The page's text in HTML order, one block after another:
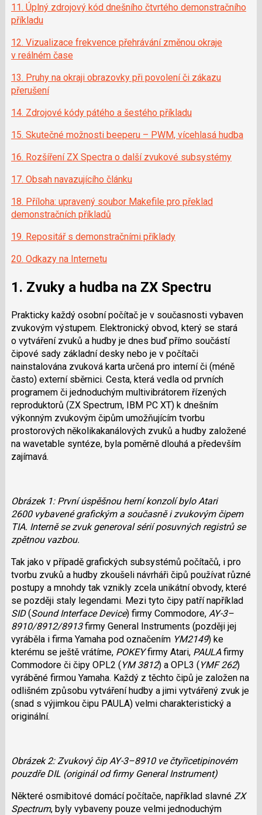
11. Úplný zdrojový kód dnešního čtvrtého demonstračního
příkladu
12. Vizualizace frekvence přehrávání změnou okraje
v reálném čase
13. Pruhy na okraji obrazovky při povolení či zákazu
přerušení
14. Zdrojové kódy pátého a šestého příkladu
15. Skutečné možnosti beeperu – PWM, vícehlasá hudba
16. Rozšíření ZX Spectra o další zvukové subsystémy
17. Obsah navazujícího článku
18. Příloha: upravený soubor Makefile pro překlad
demonstračních příkladů
19. Repositář s demonstračními příklady
20. Odkazy na Internetu
1. Zvuky a hudba na ZX Spectru
Prakticky každý osobní počítač je v současnosti vybaven
zvukovým výstupem. Elektronický obvod, který se stará
o vytváření zvuků a hudby je dnes buď přímo součástí
čipové sady základní desky nebo je v počítači
nainstalována zvuková karta určená pro interní či (méně
často) externí sběrnici. Cesta, která vedla od prvních
programem či jednoduchým multivibrátorem řízených
reproduktorů (ZX Spectrum, IBM PC XT) k dnešním
výkonným zvukovým čipům umožňujícím tvorbu
prostorových několikakanálových zvuků a hudby založené
na wavetable syntéze, byla poměrně dlouhá a především
zajímavá.
Obrázek 1: První úspěšnou herní konzolí bylo Atari
2600 vybavené grafickým a současně i zvukovým čipem
TIA. Interně se zvuk generoval sérií posuvných registrů se
zpětnou vazbou.
Tak jako v případě grafických subsystémů počítačů, i pro
tvorbu zvuků a hudby zkoušeli návrháři čipů používat různé
postupy a mnohdy tak vznikly zcela unikátní obvody, které
se později staly legendami. Mezi tyto čipy patří například
SID(Sound Interface Device) firmy Commodore, AY-3–
8910/8912/8913firmy General Instruments (později jej
vyráběla i firma Yamaha pod označením YM2149) ke
kterému se ještě vrátíme, POKEYfirmy Atari, PAULAfirmy
Commodore či čipy OPL2 (YM 3812) a OPL3 (YMF 262)
vyráběné firmou Yamaha. Každý z těchto čipů je založen na
odlišném způsobu vytváření hudby a jimi vytvářený zvuk je
(snad s výjimkou čipu PAULA) velmi charakteristický a
originální.
Obrázek 2: Zvukový čip AY-3–8910 ve čtyřicetipinovém
pouzdře DIL (originál od firmy General Instrument)
Některé osmibitové domácí počítače, například slavné ZX
Spectrum, byly vybaveny pouze velmi jednoduchým